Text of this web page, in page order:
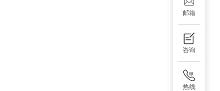
邮箱
咨询
热线